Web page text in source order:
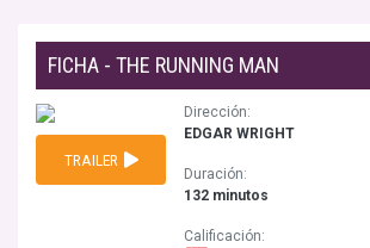
FICHA - THE RUNNING MAN
TRAILER
Dirección:
EDGAR WRIGHT
Duración:
132 minutos
Calificación: